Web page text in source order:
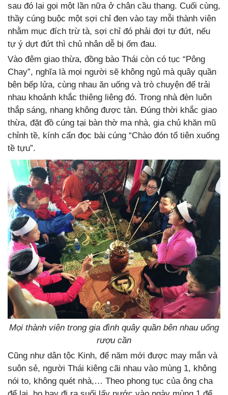
sau đó lại gọi một lần nữa ở chân cầu thang. Cuối cùng,
thầy cúng buộc một sợi chỉ đen vào tay mỗi thành viên
nhằm mục đích trừ tà, sợi chỉ đó phải đợi tự đứt, nếu
tự ý dựt đứt thì chủ nhân dễ bị ốm đau.
Vào đêm giao thừa, đồng bào Thái còn có tục “Pông
Chay”, nghĩa là mọi người sẽ không ngủ mà quây quần
bên bếp lửa, cùng nhau ăn uống và trò chuyện để trải
nhau khoảnh khắc thiêng liêng đó. Trong nhà đèn luôn
thắp sáng, nhang không được tàn. Đúng thời khắc giao
thừa, đặt đồ cúng tại bàn thờ ma nhà, gia chủ khăn mũ
chỉnh tề, kính cẩn đọc bài cúng “Chào đón tổ tiên xuống
tề tựu”.
Mọi thành viên trong gia đình quây quần bên nhau uống
rượu cần
Cũng như dân tộc Kinh, để năm mới được may mắn và
suôn sẻ, người Thái kiêng cãi nhau vào mùng 1, không
nói to, không quét nhà,… Theo phong tục của ông cha